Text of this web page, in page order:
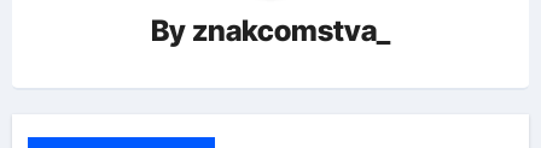
By znakcomstva_